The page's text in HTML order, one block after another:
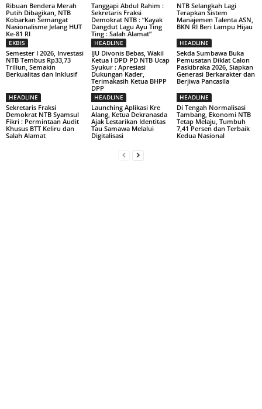
Ribuan Bendera Merah
Putih Dibagikan, NTB
Kobarkan Semangat
Nasionalisme Jelang HUT
Ke-81 RI
Tanggapi Abdul Rahim :
Sekretaris Fraksi
Demokrat NTB : “Kayak
Dangdut Lagu Ayu Ting
Ting : Salah Alamat”
NTB Selangkah Lagi
Terapkan Sistem
Manajemen Talenta ASN,
BKN RI Beri Lampu Hijau
EKBIS
Semester I 2026, Investasi
NTB Tembus Rp33,73
Triliun, Semakin
Berkualitas dan Inklusif
HEADLINE
IJU Divonis Bebas, Wakil
Ketua I DPD PD NTB Ucap
Syukur : Apresiasi
Dukungan Kader,
Terimakasih Ketua BHPP
DPP
HEADLINE
Sekda Sumbawa Buka
Pemusatan Diklat Calon
Paskibraka 2026, Siapkan
Generasi Berkarakter dan
Berjiwa Pancasila
HEADLINE
Sekretaris Fraksi
Demokrat NTB Syamsul
Fikri : Permintaan Audit
Khusus BTT Keliru dan
Salah Alamat
HEADLINE
Launching Aplikasi Kre
Alang, Ketua Dekranasda
Ajak Lestarikan Identitas
Tau Samawa Melalui
Digitalisasi
HEADLINE
Di Tengah Normalisasi
Tambang, Ekonomi NTB
Tetap Melaju, Tumbuh
7,41 Persen dan Terbaik
Kedua Nasional